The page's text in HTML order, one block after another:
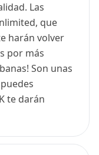
Las
que
harán volver
por más
Son unas
te darán